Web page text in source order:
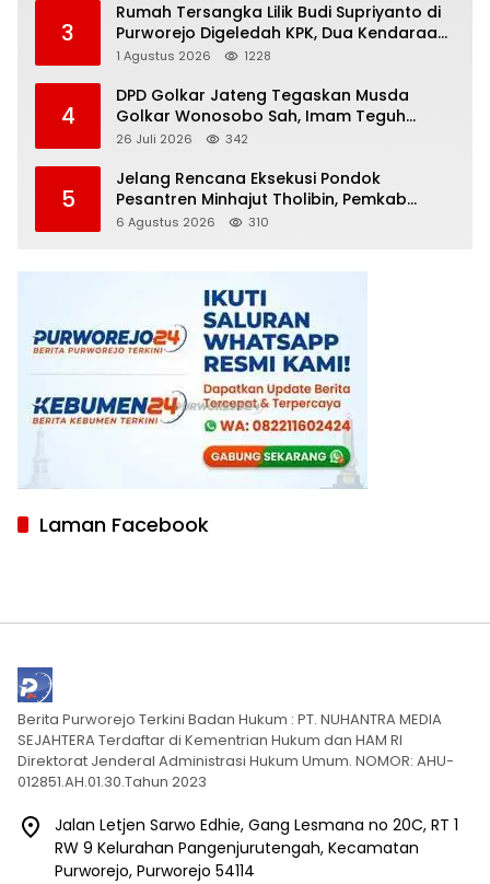
3
Rumah Tersangka Lilik Budi Supriyanto di
Purworejo Digeledah KPK, Dua Kendaraan
Diamankan
1 Agustus 2026 1228
4
DPD Golkar Jateng Tegaskan Musda
Golkar Wonosobo Sah, Imam Teguh
Purnomo Terpilih Secara Aklamasi
26 Juli 2026 342
5
Jelang Rencana Eksekusi Pondok
Pesantren Minhajut Tholibin, Pemkab
Purworejo Dorong Penundaan hingga
6 Agustus 2026 310
Laman Facebook
Berita Purworejo Terkini Badan Hukum : PT. NUHANTRA MEDIA
SEJAHTERA Terdaftar di Kementrian Hukum dan HAM RI
Direktorat Jenderal Administrasi Hukum Umum. NOMOR: AHU-
012851.AH.01.30.Tahun 2023
Jalan Letjen Sarwo Edhie, Gang Lesmana no 20C, RT 1
RW 9 Kelurahan Pangenjurutengah, Kecamatan
Purworejo, Purworejo 54114